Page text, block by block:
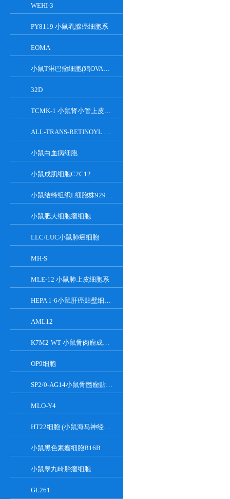
WEHI-3
PY8119 小鼠乳腺癌细胞系
EOMA
小鼠T淋巴瘤细胞(鸡OVA基因修饰)
32D
TCMK-1 小鼠肾小管上皮细胞系
ALL-TRANS-RETINOYL B-GLUCURONIDE
小鼠白血病细胞
小鼠成肌细胞C2C12
小鼠结缔组织L细胞株929克隆
小鼠肥大细胞瘤细胞
LLC/LUC小鼠肺癌细胞
MH-S
MLE-12 小鼠肺上皮细胞系
HEPA 1-6小鼠肝癌贴壁细胞系
AML12
K7M2-WT 小鼠骨肉瘤成骨细胞系
OP9细胞
SP2/0-AG14小鼠骨髓瘤贴壁细胞系
MLO-Y4
HT22细胞 (小鼠海马神经元细胞) (STR鉴定正确)
小鼠黑色素瘤细胞B16B
小鼠睾丸畸胎瘤细胞
GL261